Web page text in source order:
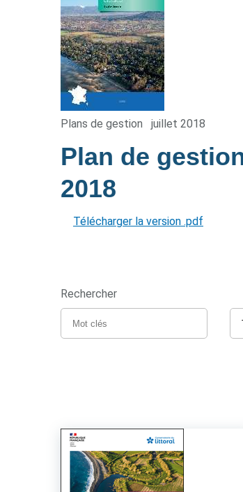
Plans de gestion juillet 2018
Plan de
2018
Télécharger la version .pdf
Rechercher